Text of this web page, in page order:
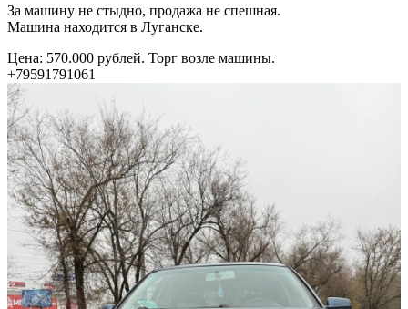
За машину не стыдно, продажа не спешная.
Машина находится в Луганске.
Цена: 570.000 рублей. Торг возле машины.
+79591791061